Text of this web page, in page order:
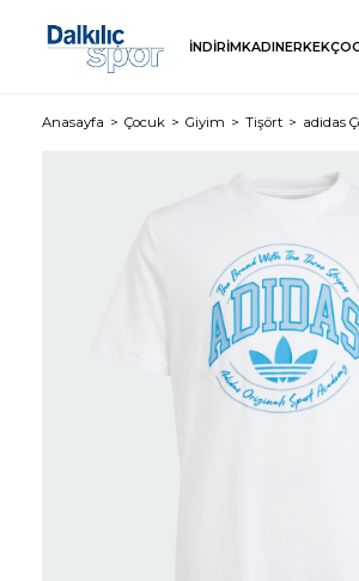
İNDİRİMKADINERKEK
Anasayfa Çocuk Giyim Tişört adidas